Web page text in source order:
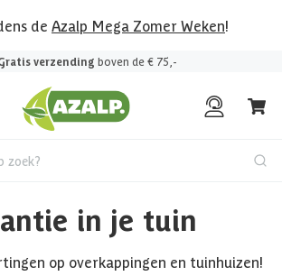
de Azalp Mega Zomer Weken!
verzending boven de € 75,-
zoek?
in je tuin
op overkappingen en tuinhuizen!